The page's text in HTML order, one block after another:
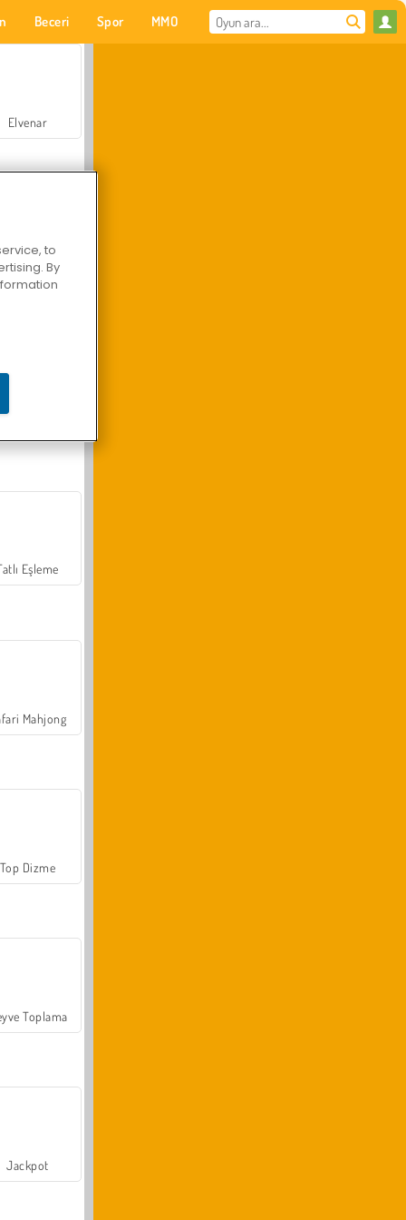
Beceri Spor MMO
Elvenar
Eşleme
Mahjong
Top Dizme
Toplama
Jackpot
to
By